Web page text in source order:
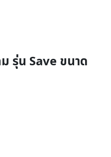
รุ่น Save ขนาด